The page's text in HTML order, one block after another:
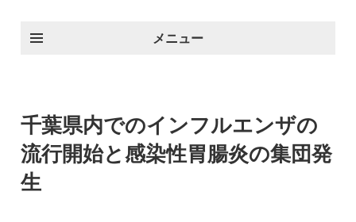
メニュー
千葉県内でのインフルエンザの
流行開始と感染性胃腸炎の集団発
生